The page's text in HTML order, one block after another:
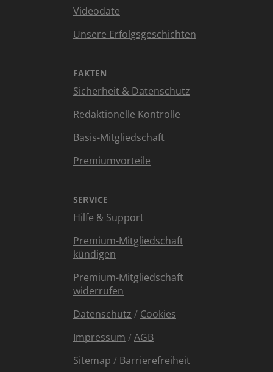
Videodate
Unsere Erfolgsgeschichten
FAKTEN
Sicherheit & Datenschutz
Redaktionelle Kontrolle
Basis-Mitgliedschaft
Premiumvorteile
SERVICE
Hilfe & Support
Premium-Mitgliedschaft
kündigen
Premium-Mitgliedschaft
widerrufen
Datenschutz / Cookies
Impressum /AGB
Sitemap / Barrierefreiheit